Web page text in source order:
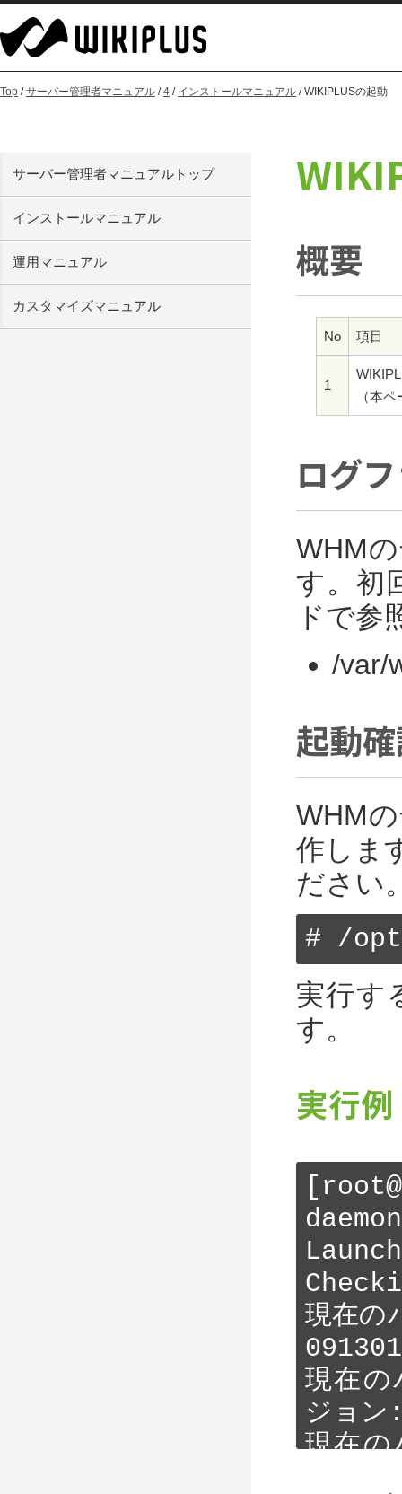
Top /サーバー管理者マニュアル /4 / インストールマニュアル / WIKIPLUSの起動
概要
No 項目
1
（本
ログ
WHM
す。初
ドで参
/var/
起動
WHM
作しま
ださい
# /
実行す
す。
実行例
daemon
現在の
091301
現在
ジョ
現在
サーバー管理者マニュアルトップ
インストールマニュアル
運用マニュアル
カスタマイズマニュアル